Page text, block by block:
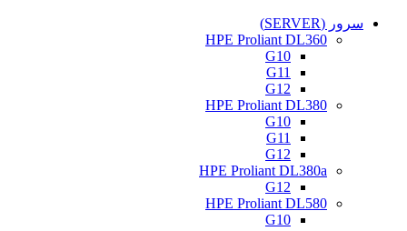
سرور (SERVER)
HPE Proliant DL360
G10
G11
G12
HPE Proliant DL380
G10
G11
G12
HPE Proliant DL380a
G12
HPE Proliant DL580
G10